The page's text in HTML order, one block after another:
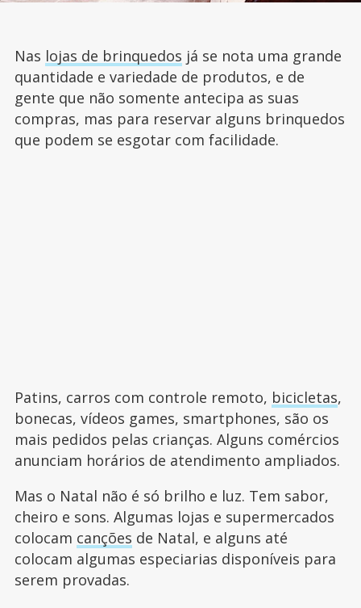
Nas lojas de brinquedos já se nota uma grande
quantidade e variedade de produtos, e de
gente que não somente antecipa as suas
compras, mas para reservar alguns brinquedos
que podem se esgotar com facilidade.
Patins, carros com controle remoto, bicicletas,
bonecas, vídeos games, smartphones, são os
mais pedidos pelas crianças. Alguns comércios
anunciam horários de atendimento ampliados.
Mas o Natal não é só brilho e luz. Tem sabor,
cheiro e sons. Algumas lojas e supermercados
colocam canções de Natal, e alguns até
colocam algumas especiarias disponíveis para
serem provadas.